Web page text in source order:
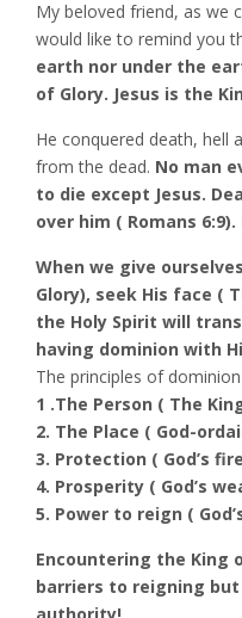
My beloved friend, as we
would like to remind you
earth nor under the
of Glory. Jesus is the
He conquered death, hell
from the dead. No man
to die except Jesus.
over him ( Romans
When we give
Glory), seek His face (
the Holy Spirit will
having dominion with
The principles of
1 .The Person ( The
2. The Place ( God-
3. Protection ( God’s
4. Prosperity ( God’s
5. Power to reign (
Encountering the King
barriers to reigning